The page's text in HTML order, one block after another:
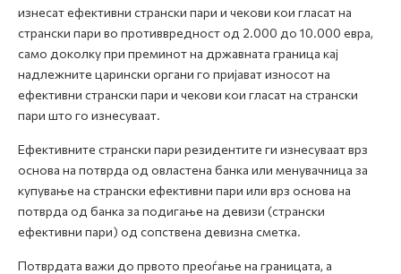
изнесат ефективни странски пари и чекови кои гласат на
странски пари во противвредност од 2.000 до 10.000 евра,
само доколку при преминот на државната граница кај
надлежните царински органи го пријават износот на
ефективни странски пари и чекови кои гласат на странски
пари што го изнесуваат.
Ефективните странски пари резидентите ги изнесуваат врз
основа на потврда од овластена банка или менувачница за
купување на странски ефективни пари или врз основа на
потврда од банка за подигање на девизи (странски
ефективни пари) од сопствена девизна сметка.
Потврдата важи до првото преоѓање на границата, а